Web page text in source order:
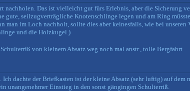
Das ist vielleicht gut fürs Erlebnis, aber die Sicherung
gute, seilzugverträgliche Knotenschlinge legen und am Ring
man im Loch nachholt, sollte dies aber keinesfalls, wie bei unseren
und die Holzkugel.)
von kleinem Absatz weg noch mal anstr., tolle Bergfahrt
dachte der Briefkasten ist der kleine Absatz (sehr luftig) auf dem
unangenehmer Einstieg in den sonst gängingen Schulterriß.